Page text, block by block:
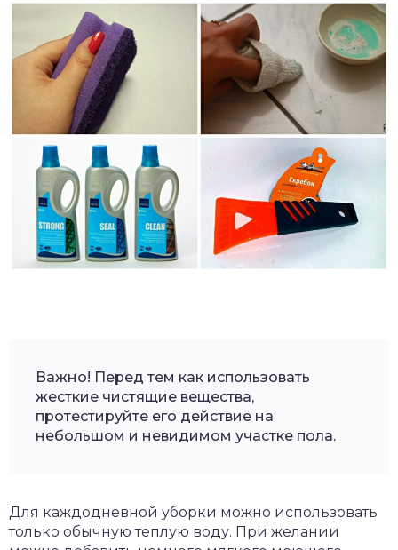
Важно! Перед тем как использовать
жесткие чистящие вещества,
протестируйте его действие на
небольшом и невидимом участке пола.
Для каждодневной уборки можно использовать
только обычную теплую воду. При желании